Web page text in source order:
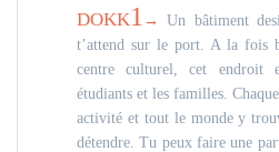
DOKK1 →
Un bâtiment
t’attend sur le port. A la fois
centre culturel, cet endroit
étudiants et les familles.
activité et tout le monde y
détendre. Tu peux faire une